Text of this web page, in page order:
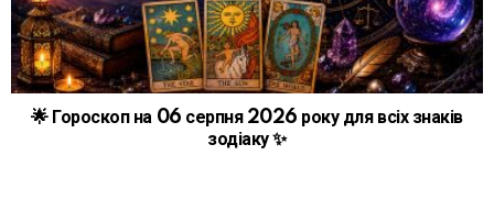
🌟 Гороскоп на 06 серпня 2026 року для всіх знаків
зодіаку ✨